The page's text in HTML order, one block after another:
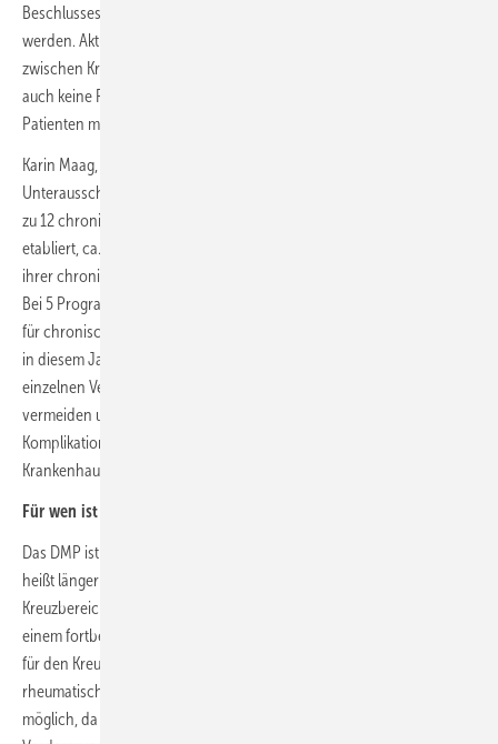
Beschlusses müssen die neuen Anforderungen berücksichtigt
werden. Aktuell gibt es noch keine abgeschlossenen Verträge
zwischen Krankenkassen, Arztpraxen und Krankenhäusern und damit
auch keine Programmangebote, in die sich Patientinnen und
Patienten mit chronischen Rückenschmerzen einschreiben können.
Karin Maag, unparteiisches Mitglied des G-BA und Vorsitzende des
Unterausschusses DMP: „Der G-BA hat bislang DMP-Anforderungen
zu 12 chronischen Erkrankungen beschlossen. 8 sind bereits sehr gut
etabliert, ca. 7,9 Millionen Versicherte werden hier im Umgang mit
ihrer chronischen Erkrankung geschult und leitliniengerecht betreut.
Bei 5 Programmen warten wir aber noch auf die Umsetzung, so auch
für chronischen Rückenschmerz. Ich hoffe sehr, dass sich das noch
in diesem Jahr ändern wird. Denn von DMP profitieren nicht nur die
einzelnen Versicherten. DMP helfen, eine Fehlversorgung zu
vermeiden und Gesamtbehandlungskosten zu senken, indem
Komplikationen, unnötige Facharzttermine und
Krankenhausaufenthalte vermieden werden.“
Für wen ist das DMP chronischer Rückenschmerz?
Das DMP ist für Patientinnen und Patienten mit chronischen – das
heißt länger als 12 Wochen andauernden – Schmerzen im
Kreuzbereich des Rückens, deutlichen Aktivitätseinschränkungen und
einem fortbestehenden Therapiebedarf. Liegen spezifische Ursachen
für den Kreuzschmerz vor, beispielsweise Wirbelkörperfrakturen oder
rheumatische Erkrankungen, ist ein Einschreiben in das DMP nicht
möglich, da hier die Behandlung der ursächlichen Erkrankung im